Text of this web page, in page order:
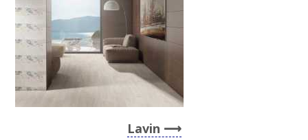
Lavin